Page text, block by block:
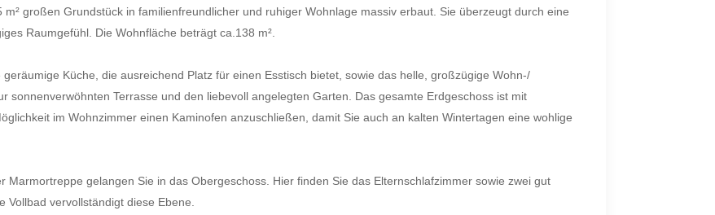
großen Grundstück in familienfreundlicher und ruhiger Wohnlage massiv erbaut. Sie überzeugt durch eine
Raumgefühl. Die Wohnfläche beträgt ca.138 m².
Küche, die ausreichend Platz für einen Esstisch bietet, sowie das helle, großzügige Wohn-/
sonnenverwöhnten Terrasse und den liebevoll angelegten Garten. Das gesamte Erdgeschoss ist mit
im Wohnzimmer einen Kaminofen anzuschließen, damit Sie auch an kalten Wintertagen eine wohlige
Marmortreppe gelangen Sie in das Obergeschoss. Hier finden Sie das Elternschlafzimmer sowie zwei gut
vervollständigt diese Ebene.